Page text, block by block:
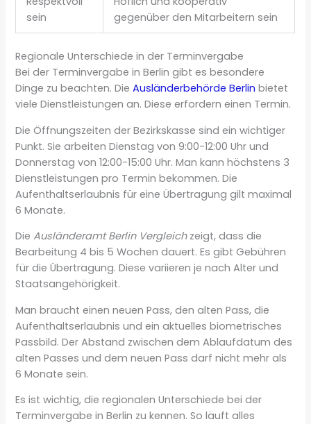
sein
gegenüber den Mitarbeitern sein
Regionale Unterschiede in der Terminvergabe
Bei der Terminvergabe in Berlin gibt es besondere
Dinge zu beachten. DieAusländerbehörde Berlin bietet
viele Dienstleistungen an. Diese erfordern einen Termin.
Die Öffnungszeiten der Bezirkskasse sind ein wichtiger
Punkt. Sie arbeiten Dienstag von 9:00-12:00 Uhr und
Donnerstag von 12:00-15:00 Uhr. Man kann höchstens 3
Dienstleistungen pro Termin bekommen. Die
Aufenthaltserlaubnis für eine Übertragung gilt maximal
6 Monate.
DieAusländeramt Berlin Vergleichzeigt, dass die
Bearbeitung 4 bis 5 Wochen dauert. Es gibt Gebühren
für die Übertragung. Diese variieren je nach Alter und
Staatsangehörigkeit.
Man braucht einen neuen Pass, den alten Pass, die
Aufenthaltserlaubnis und ein aktuelles biometrisches
Passbild. Der Abstand zwischen dem Ablaufdatum des
alten Passes und dem neuen Pass darf nicht mehr als
6 Monate sein.
Es ist wichtig, die regionalen Unterschiede bei der
Terminvergabe in Berlin zu kennen. So läuft alles